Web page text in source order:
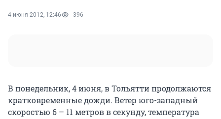
4 июня 2012, 12:46 396
В понедельник, 4 июня, в Тольятти продолжаются
кратковременные дожди. Ветер юго-западный
скоростью 6 – 11 метров в секунду, температура